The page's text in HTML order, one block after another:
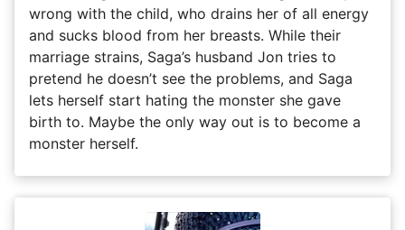
wrong with the child, who drains her of all energy
and sucks blood from her breasts. While their
marriage strains, Saga’s husband Jon tries to
pretend he doesn’t see the problems, and Saga
lets herself start hating the monster she gave
birth to. Maybe the only way out is to become a
monster herself.